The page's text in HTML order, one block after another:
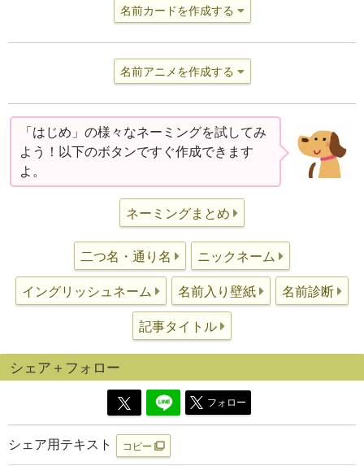
名前カードを作成する
名前アニメを作成する
「はじめ」の様々なネーミングを試してみ
よう！以下のボタンですぐ作成できます
よ。
ネーミングまとめ
二つ名・通り名 ニックネーム
イングリッシュネーム 名前入り壁紙 名前診断
記事タイトル
シェア＋フォロー
フォロー
シェア用テキスト コピー